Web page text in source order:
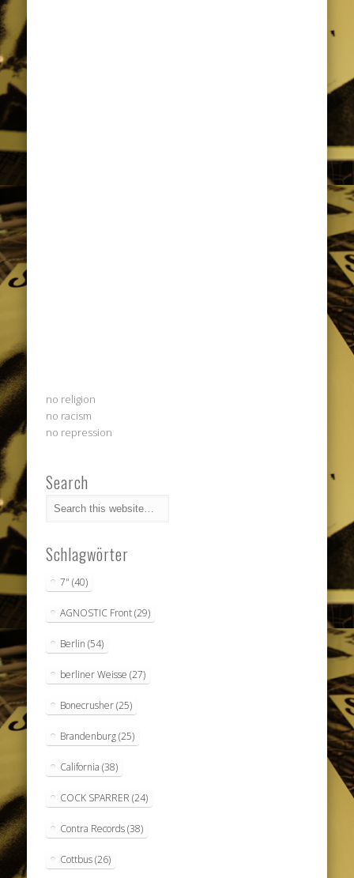
no religion
no racism
no repression
Search
Schlagwörter
7" (40)
AGNOSTIC Front(29)
Berlin (54)
berliner Weisse (27)
Bonecrusher(25)
Brandenburg(25)
California (38)
COCK SPARRER (24)
Contra Records(38)
Cottbus(26)